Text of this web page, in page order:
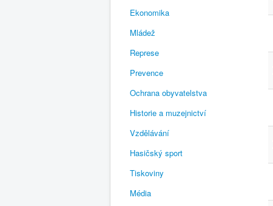
Ekonomika
Mládež
Represe
Prevence
Ochrana obyvatelstva
Historie a muzejnictví
Vzdělávání
Hasičský sport
Tiskoviny
Média